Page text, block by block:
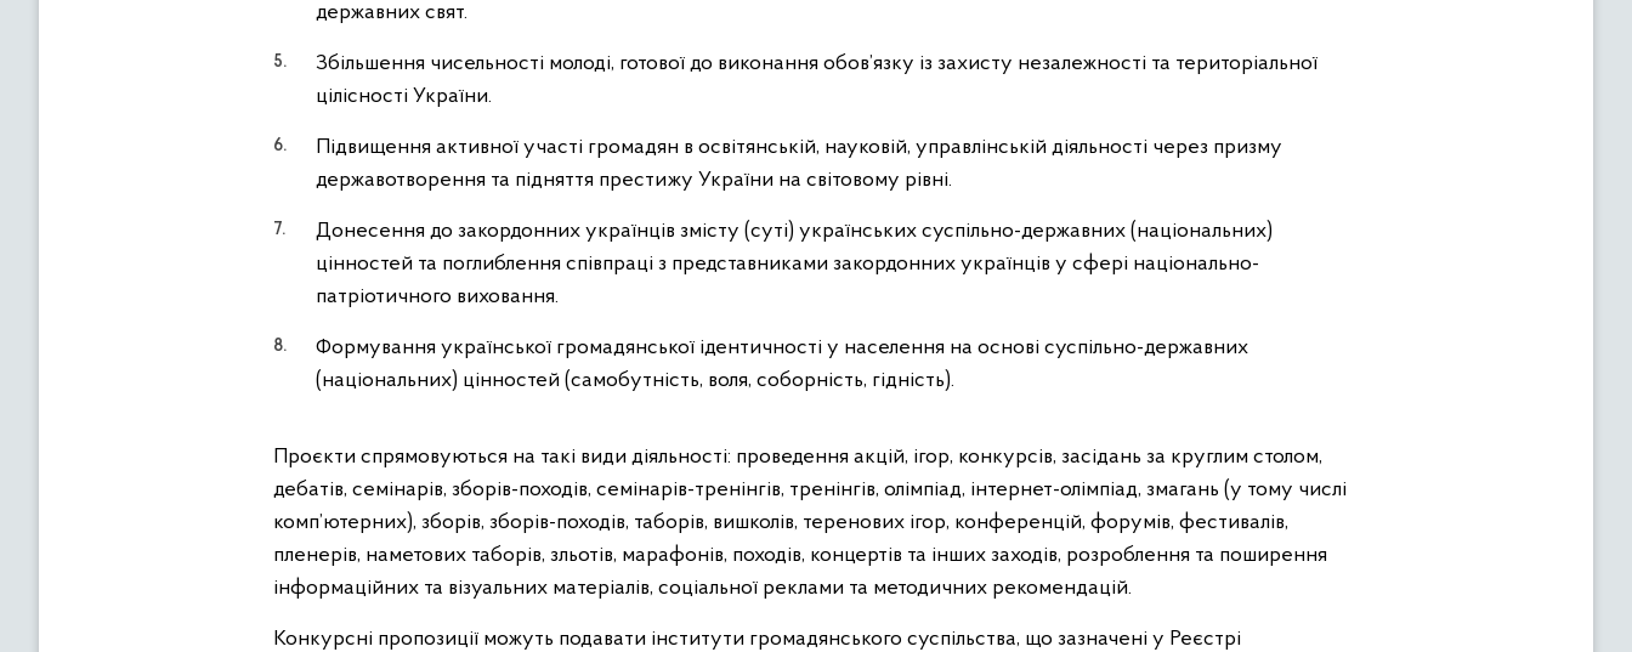
державних свят.
Збільшення чисельності молоді, готової до виконання обов’язку із захисту незалежності та територіальної
цілісності України.
Підвищення активної участі громадян в освітянській, науковій, управлінській діяльності через призму
державотворення та підняття престижу України на світовому рівні.
Донесення до закордонних українців змісту (суті) українських суспільно-державних (національних)
цінностей та поглиблення співпраці з представниками закордонних українців у сфері національно-
патріотичного виховання.
Формування української громадянської ідентичності у населення на основі суспільно-державних
(національних) цінностей (самобутність, воля, соборність, гідність).
Проєкти спрямовуються на такі види діяльності: проведення акцій, ігор, конкурсів, засідань за круглим столом,
дебатів, семінарів, зборів-походів, семінарів-тренінгів, тренінгів, олімпіад, інтернет-олімпіад, змагань (у тому числі
комп’ютерних), зборів, зборів-походів, таборів, вишколів, теренових ігор, конференцій, форумів, фестивалів,
пленерів, наметових таборів, зльотів, марафонів, походів, концертів та інших заходів, розроблення та поширення
інформаційних та візуальних матеріалів, соціальної реклами та методичних рекомендацій.
Конкурсні пропозиції можуть подавати інститути громадянського суспільства, що зазначені у Реєстрі